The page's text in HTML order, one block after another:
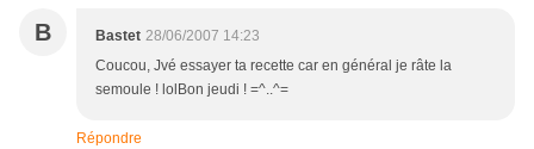
B Bastet 28/06/2007 14:23
Coucou, Jvé essayer ta recette car en général je râte la
semoule ! lolBon jeudi ! =^..^=
Répondre